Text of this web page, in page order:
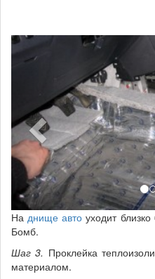
На днище авто уходит
Бомб.
Шаг 3. Проклейка
материалом.